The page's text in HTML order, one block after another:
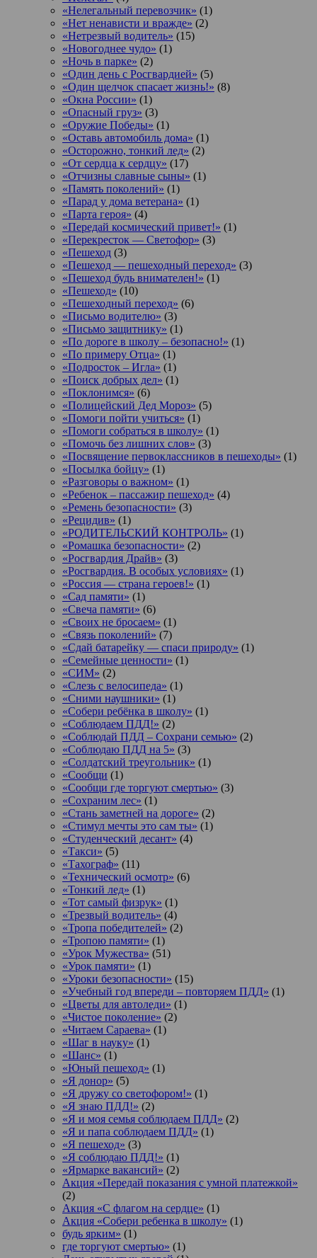
«Нелегальный перевозчик» (1)
«Нет ненависти и вражде» (2)
«Нетрезвый водитель» (15)
«Новогоднее чудо» (1)
«Ночь в парке» (2)
«Один день с Росгвардией» (5)
«Один щелчок спасает жизнь!» (8)
«Окна России» (1)
«Опасный груз» (3)
«Оружие Победы» (1)
«Оставь автомобиль дома» (1)
«Осторожно, тонкий лед» (2)
«От сердца к сердцу» (17)
«Отчизны славные сыны» (1)
«Память поколений» (1)
«Парад у дома ветерана» (1)
«Парта героя» (4)
«Передай космический привет!» (1)
«Перекресток — Светофор» (3)
«Пешеход (3)
«Пешеход — пешеходный переход» (3)
«Пешеход будь внимателен!» (1)
«Пешеход» (10)
«Пешеходный переход» (6)
«Письмо водителю» (3)
«Письмо защитнику» (1)
«По дороге в школу – безопасно!» (1)
«По примеру Отца» (1)
«Подросток ‒ Игла» (1)
«Поиск добрых дел» (1)
«Поклонимся» (6)
«Полицейский Дед Мороз» (5)
«Помоги пойти учиться» (1)
«Помоги собраться в школу» (1)
«Помочь без лишних слов» (3)
«Посвящение первоклассников в пешеходы» (1)
«Посылка бойцу» (1)
«Разговоры о важном» (1)
«Ребенок – пассажир пешеход» (4)
«Ремень безопасности» (3)
«Рецидив» (1)
«РОДИТЕЛЬСКИЙ КОНТРОЛЬ» (1)
«Ромашка безопасности» (2)
«Росгвардия Драйв» (3)
«Росгвардия. В особых условиях» (1)
«Россия — страна героев!» (1)
«Сад памяти» (1)
«Свеча памяти» (6)
«Своих не бросаем» (1)
«Связь поколений» (7)
«Сдай батарейку — спаси природу» (1)
«Семейные ценности» (1)
«СИМ» (2)
«Слезь с велосипеда» (1)
«Сними наушники» (1)
«Собери ребёнка в школу» (1)
«Соблюдаем ПДД!» (2)
«Соблюдай ПДД – Сохрани семью» (2)
«Соблюдаю ПДД на 5» (3)
«Солдатский треугольник» (1)
«Сообщи (1)
«Сообщи где торгуют смертью» (3)
«Сохраним лес» (1)
«Стань заметней на дороге» (2)
«Стимул мечты это сам ты» (1)
«Студенческий десант» (4)
«Такси» (5)
«Тахограф» (11)
«Технический осмотр» (6)
«Тонкий лед» (1)
«Тот самый физрук» (1)
«Трезвый водитель» (4)
«Тропа победителей» (2)
«Тропою памяти» (1)
«Урок Мужества» (51)
«Урок памяти» (1)
«Уроки безопасности» (15)
«Учебный год впереди – повторяем ПДД» (1)
«Цветы для автоледи» (1)
«Чистое поколение» (2)
«Читаем Сараева» (1)
«Шаг в науку» (1)
«Шанс» (1)
«Юный пешеход» (1)
«Я донор» (5)
«Я дружу со светофором!» (1)
«Я знаю ПДД!» (2)
«Я и моя семья соблюдаем ПДД» (2)
«Я и папа соблюдаем ПДД» (1)
«Я пешеход» (3)
«Я соблюдаю ПДД!» (1)
«Ярмарке вакансий» (2)
Акция «Передай показания с умной платежкой»
(2)
Акция «С флагом на сердце» (1)
Акция «Собери ребенка в школу» (1)
будь ярким» (1)
где торгуют смертью» (1)